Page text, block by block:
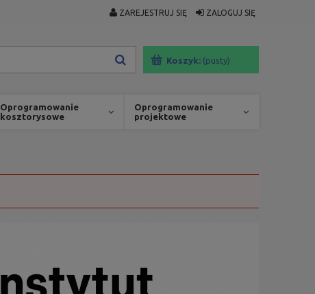
ZAREJESTRUJ SIĘ ZALOGUJ SIĘ
Koszyk: (pusty)
Oprogramowanie
kosztorysowe
Oprogramowanie
projektowe